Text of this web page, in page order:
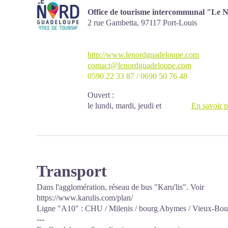
Office de tourisme intercommunal "Le
2 rue Gambetta, 97117 Port-Louis
http://www.lenordguadeloupe.com
contact@lenordguadeloupe.com
0590 22 33 87 / 0690 50 76 48
Ouvert :
le lundi, mardi, jeudi et
le mercredi et le samedi : de
En savoir
Transport
Dans l'agglomération, réseau de bus "Karu'lis". Voir
https://www.karulis.com/plan/
Ligne "A10" : CHU / Milenis / bourg Abymes / Vieux-
---